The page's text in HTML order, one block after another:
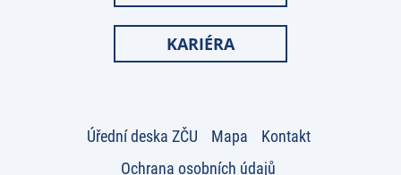
KARIÉRA
Úřední deska ZČU Mapa
Kontakt
Ochrana osobních údajů